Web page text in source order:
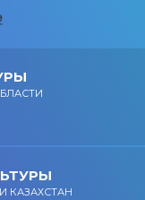
КАЗАХСТАН